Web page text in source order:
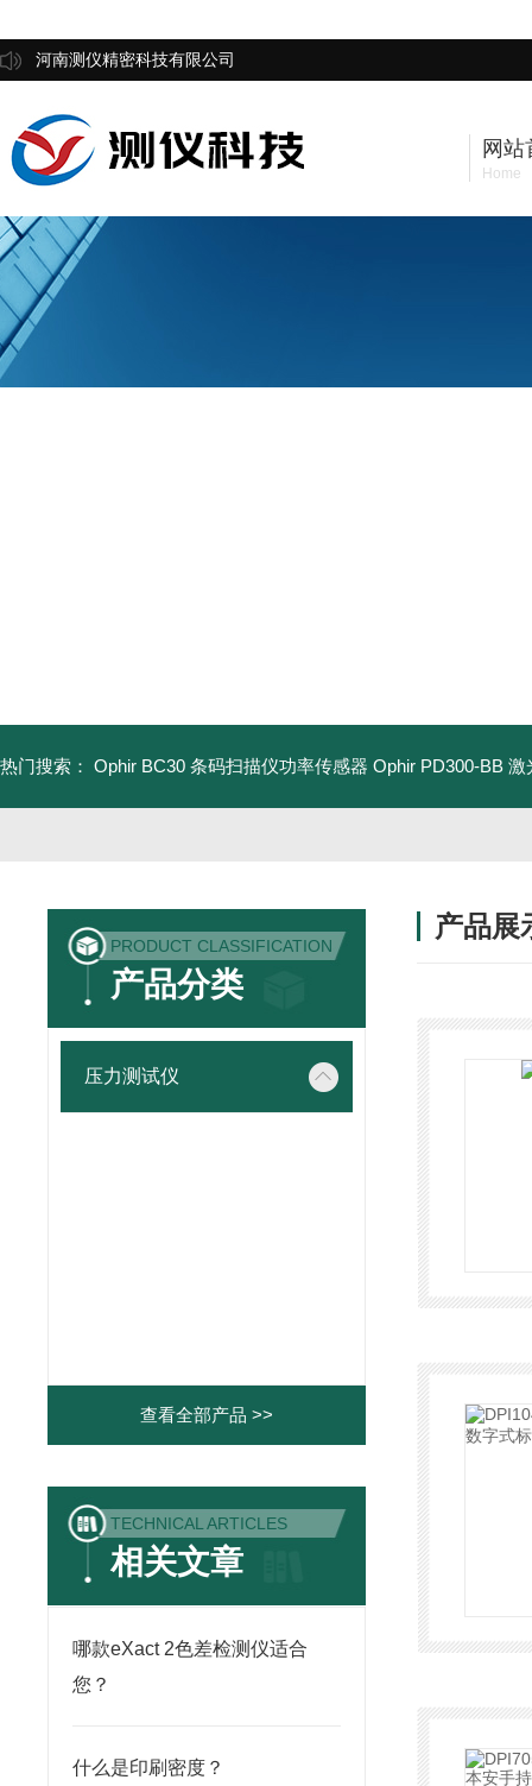
河南测仪精密科技有限公司
网站
Home
热门搜索： Ophir BC30 条码扫描仪功率传感器 Ophir PD300-BB
PRODUCT CLASSIFICATION
产品分类
压力测试仪
查看全部产品 >>
TECHNICAL ARTICLES
相关文章
哪款eXact 2色差检测仪适合
您？
什么是印刷密度？
产品展